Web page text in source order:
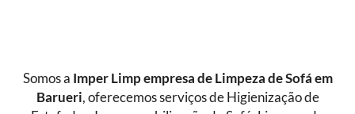
Somos a Imper Limp empresa de Limpeza de Sofá em
Barueri, oferecemos serviços de Higienização de